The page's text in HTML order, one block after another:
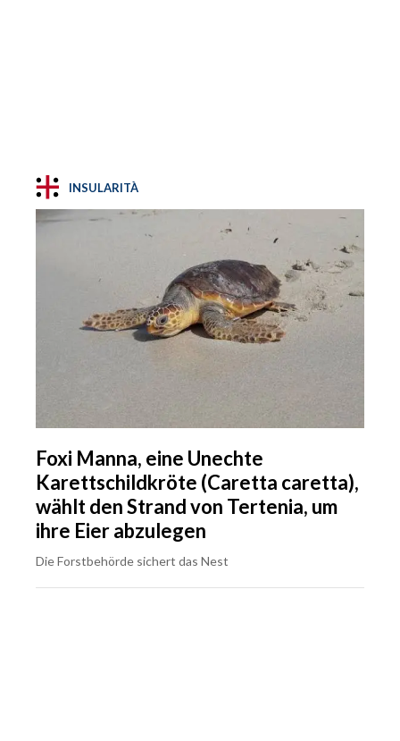
INSULARITÀ
Foxi Manna, eine Unechte
Karettschildkröte (Caretta caretta),
wählt den Strand von Tertenia, um
ihre Eier abzulegen
Die Forstbehörde sichert das Nest